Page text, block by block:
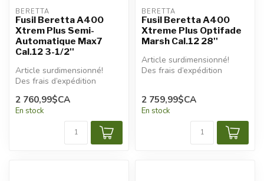
BERETTA
Fusil Beretta A400
Xtrem Plus Semi-
Automatique Max7
Cal.12 3-1/2''
Article surdimensionné!
Des frais d’expédition
appliqués.
2 760,99$CA
En stock
BERETTA
Fusil Beretta A400
Xtreme Plus Optifade
Marsh Cal.12 28''
Article surdimensionné!
Des frais d’expédition
2 759,99$CA
En stock